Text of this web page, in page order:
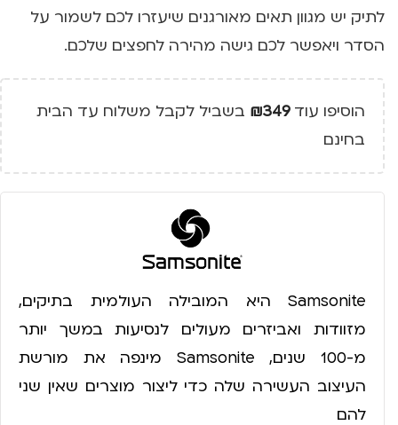
לתיק יש מגוון תאים מאורגנים שיעזרו לכם לשמור על
הסדר ויאפשר לכם גישה מהירה לחפצים שלכם.
הוסיפו עוד ₪349
בשביל לקבל משלוח עד הבית
בחינם
Samsonite היא המובילה העולמית בתיקים,
מזוודות ואביזרים מעולים לנסיעות במשך יותר
מ-100 שנים, Samsonite מינפה את מורשת
העיצוב העשירה שלה כדי ליצור מוצרים שאין שני
להם